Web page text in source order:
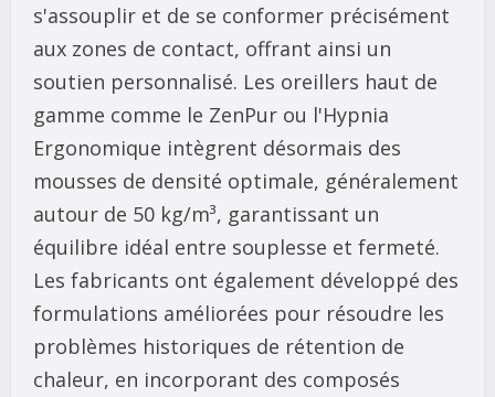
s'assouplir et de se conformer précisément
aux zones de contact, offrant ainsi un
soutien personnalisé. Les oreillers haut de
gamme comme le ZenPur ou l'Hypnia
Ergonomique intègrent désormais des
mousses de densité optimale, généralement
autour de 50 kg/m³, garantissant un
équilibre idéal entre souplesse et fermeté.
Les fabricants ont également développé des
formulations améliorées pour résoudre les
problèmes historiques de rétention de
chaleur, en incorporant des composés